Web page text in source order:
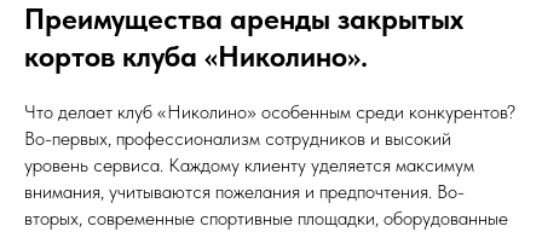
Преимущества аренды закрытых
кортов клуба «Николино».
Что делает клуб «Николино» особенным среди конкурентов?
Во-первых, профессионализм сотрудников и высокий
уровень сервиса. Каждому клиенту уделяется максимум
внимания, учитываются пожелания и предпочтения. Во-
вторых, современные спортивные площадки, оборудованные